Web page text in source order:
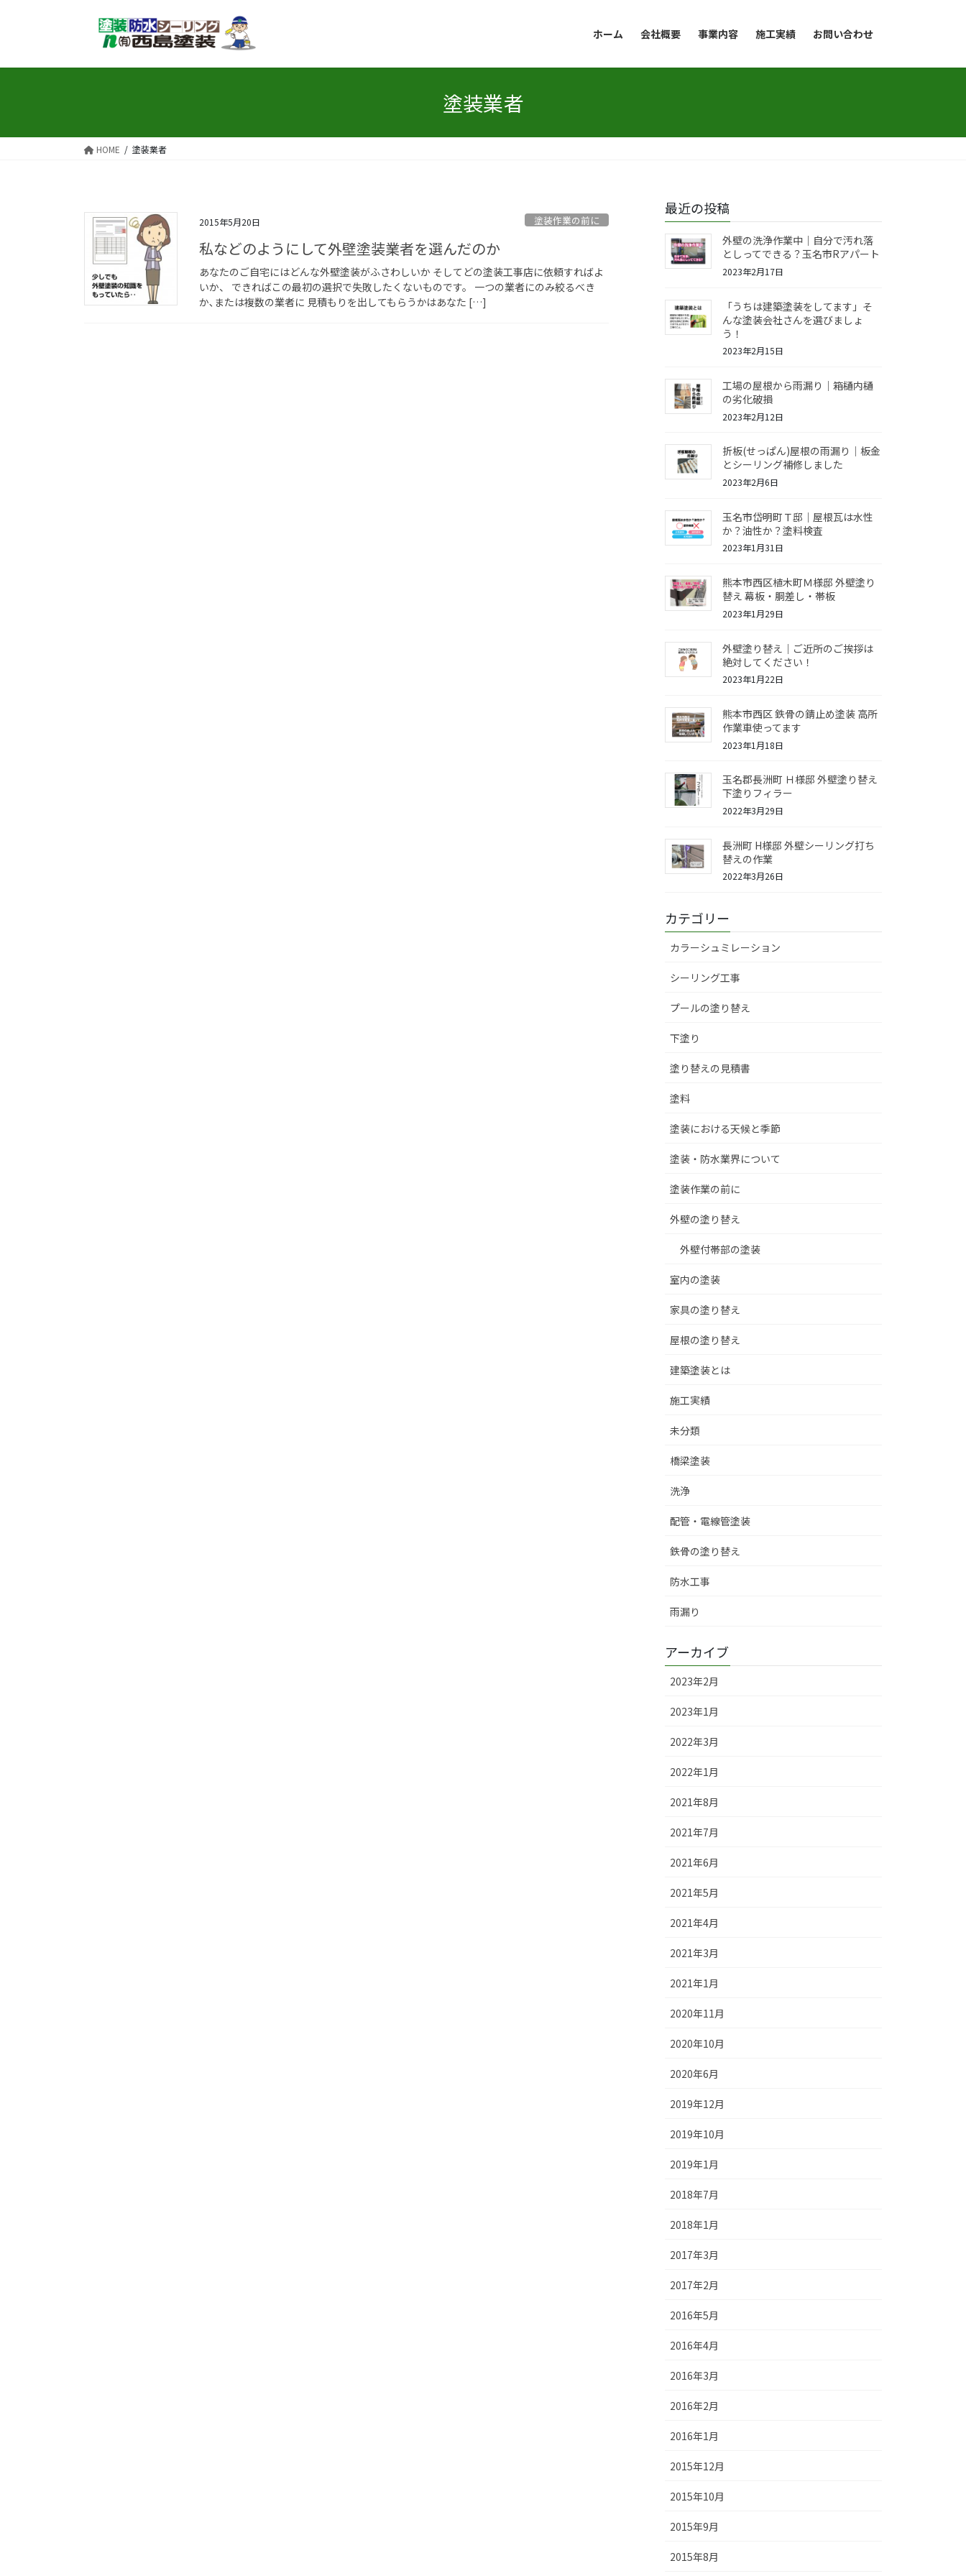
ホーム 会社概要 事業内容 施工実績 お問い合わせ
塗装業者
HOME 塗装業者
2015年5月20日 塗装作業の前に
私などのようにして外壁塗装業者を選んだのか
あなたのご自宅にはどんな外壁塗装がふさわしいか そしてどの塗装工事店に依頼すればよ
いか、 できればこの最初の選択で失敗したくないものです。 一つの業者にのみ絞るべき
か､または複数の業者に 見積もりを出してもらうかはあなた […]
最近の投稿
外壁の洗浄作業中｜自分で汚れ落
としってできる？玉名市Rアパート
2023年2月17日
「うちは建築塗装をしてます」そ
んな塗装会社さんを選びましょ
う！
2023年2月15日
工場の屋根から雨漏り｜箱樋内樋
の劣化破損
2023年2月12日
折板(せっぱん)屋根の雨漏り｜板金
とシーリング補修しました
2023年2月6日
玉名市岱明町Ｔ邸｜屋根瓦は水性
か？油性か？塗料検査
2023年1月31日
熊本市西区植木町Ｍ様邸 外壁塗り
替え 幕板・胴差し・帯板
2023年1月29日
外壁塗り替え｜ご近所のご挨拶は
絶対してください！
2023年1月22日
熊本市西区 鉄骨の錆止め塗装 高所
作業車使ってます
2023年1月18日
玉名郡長洲町 Ｈ様邸 外壁塗り替え
下塗りフィラー
2022年3月29日
長洲町 H様邸 外壁シーリング打ち
替えの作業
2022年3月26日
カテゴリー
カラーシュミレーション
シーリング工事
プールの塗り替え
下塗り
塗り替えの見積書
塗料
塗装における天候と季節
塗装・防水業界について
塗装作業の前に
外壁の塗り替え
外壁付帯部の塗装
室内の塗装
家具の塗り替え
屋根の塗り替え
建築塗装とは
施工実績
未分類
橋梁塗装
洗浄
配管・電線管塗装
鉄骨の塗り替え
防水工事
雨漏り
アーカイブ
2023年2月
2023年1月
2022年3月
2022年1月
2021年8月
2021年7月
2021年6月
2021年5月
2021年4月
2021年3月
2021年1月
2020年11月
2020年10月
2020年6月
2019年12月
2019年10月
2019年1月
2018年7月
2018年1月
2017年3月
2017年2月
2016年5月
2016年4月
2016年3月
2016年2月
2016年1月
2015年12月
2015年10月
2015年9月
2015年8月